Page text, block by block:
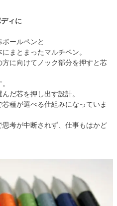
ィに
ールペンと
まとまったマルチペン。
に向けてノック部分を押すと芯
だ芯を押し出す設計。
種が選べる仕組みになっていま
考が中断されず、仕事もはかど